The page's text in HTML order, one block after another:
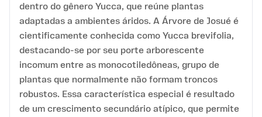
dentro do gênero Yucca, que reúne plantas
adaptadas a ambientes áridos. A Árvore de Josué é
cientificamente conhecida como Yucca brevifolia,
destacando-se por seu porte arborescente
incomum entre as monocotiledôneas, grupo de
plantas que normalmente não formam troncos
robustos. Essa característica especial é resultado
de um crescimento secundário atípico, que permite